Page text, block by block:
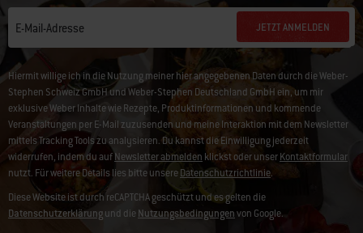
E-Mail-Adresse JETZT ANMELDEN
Hiermit willige ich in die Nutzung meiner hier angegebenen Daten durch die Weber-
Stephen Schweiz GmbH und Weber-Stephen Deutschland GmbH ein, um mir
exklusive Weber Inhalte wie Rezepte, Produktinformationen und kommende
Veranstaltungen per E-Mail zuzusenden und meine Interaktion mit dem Newsletter
mittels Tracking Tools zu analysieren. Du kannst die Einwilligung jederzeit
widerrufen, indem du aufNewsletter abmelden klickst oder unserKontaktformular
nutzt. Für weitere Details lies bitte unsereDatenschutzrichtlinie.
Diese Website ist durch reCAPTCHA geschützt und es gelten die
Datenschutzerklärungund dieNutzungsbedingungenvon Google.